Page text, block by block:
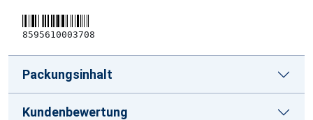
8595610003708
Packungsinhalt
Kundenbewertung